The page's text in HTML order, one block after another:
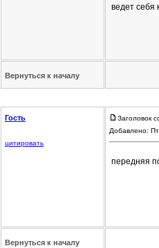
ведет себя
Вернуться к началу
Гость
цитировать
Заголовок
Добавлено:
передняя
Вернуться к началу